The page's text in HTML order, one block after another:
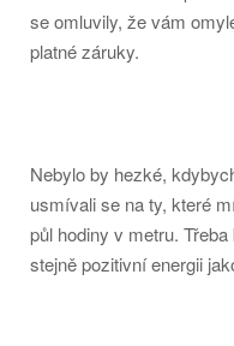
se omluvily, že vám
platné záruky.
Nebylo by hezké,
usmívali se na ty, které
půl hodiny v metru.
stejně pozitivní energii